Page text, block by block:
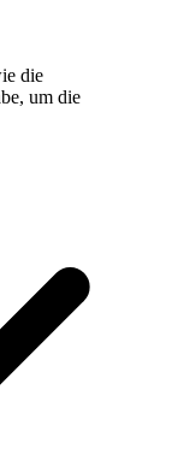
die
um die